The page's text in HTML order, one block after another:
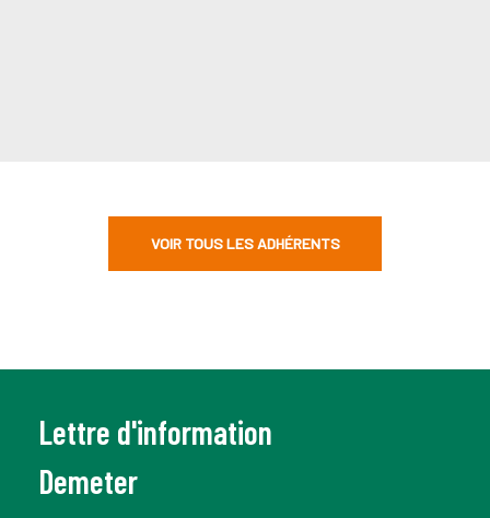
VOIR TOUS LES ADHÉRENTS
Lettre d'information
Demeter